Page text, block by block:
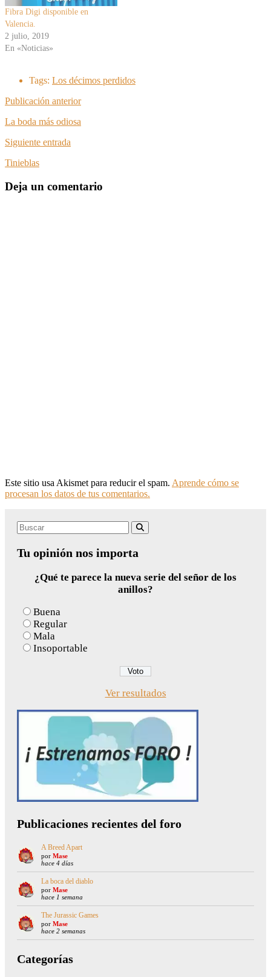
Fibra Digi disponible en
Valencia.
2 julio, 2019
En «Noticias»
Tags: Los décimos perdidos
Publicación anterior
La boda más odiosa
Siguiente entrada
Tinieblas
Deja un comentario
Este sitio usa Akismet para reducir el spam. Aprende cómo se
procesan los datos de tus comentarios.
Search
Tu opinión nos importa
¿Qué te parece la nueva serie del señor de los
anillos?
Buena
Regular
Mala
Insoportable
Ver resultados
Publicaciones recientes del foro
A Breed Apart
por Mase
hace 4 días
La boca del diablo
por Mase
hace 1 semana
The Jurassic Games
por Mase
hace 2 semanas
Categorías